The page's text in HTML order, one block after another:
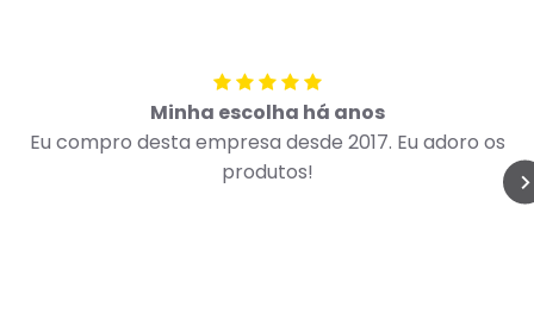
Minha escolha há anos
Eu compro desta empresa desde 2017. Eu adoro os
produtos!